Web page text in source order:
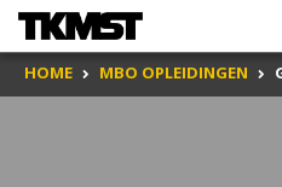
HOME MBO OPLEIDINGEN